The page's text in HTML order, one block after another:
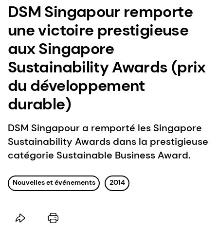
DSM Singapour remporte
une victoire prestigieuse
aux Singapore
Sustainability Awards (prix
du développement
durable)
DSM Singapour a remporté les Singapore
Sustainability Awards dans la prestigieuse
catégorie Sustainable Business Award.
Nouvelles et événements 2014